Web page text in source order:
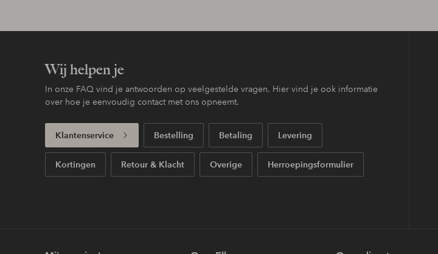
Wij helpen je
In onze FAQ vind je antwoorden op veelgestelde vragen. Hier vind je ook informatie
over hoe je eenvoudig contact met ons opneemt.
Klantenservice Bestelling Betaling Levering
Kortingen Retour & Klacht Overige Herroepingsformulier